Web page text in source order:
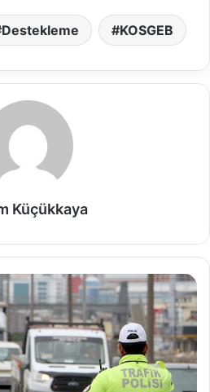
Destekleme KOSGEB
Küçükkaya